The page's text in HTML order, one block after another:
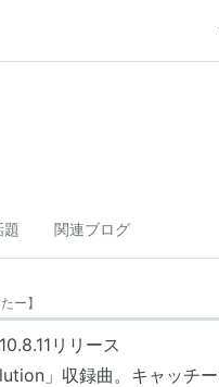
関連ブログ
ー】
リリース
」収録曲。キャッチー